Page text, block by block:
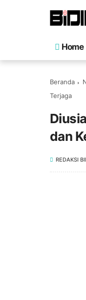
Home
Beranda
Terjaga
dan
REDAKSI